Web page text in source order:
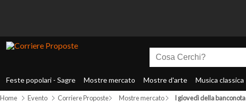
Feste popolari - Sagre Mostre mercato Mostre d'arte Musica classica
Home Evento Corriere Proposte Mostre mercato I giovedì della banconota